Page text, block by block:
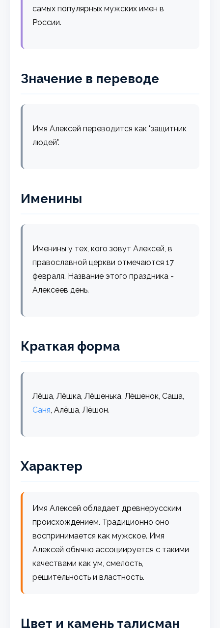
самых популярных мужских имен в
России.
Значение в переводе
Имя Алексей переводится как "защитник
людей".
Именины
Именины у тех, кого зовут Алексей, в
православной церкви отмечаются 17
февраля. Название этого праздника -
Алексеев день.
Краткая форма
Лёша, Лёшка, Лёшенька, Лёшенок, Саша,
Саня, Алёша, Лёшон.
Характер
Имя Алексей обладает древнерусским
происхождением. Традиционно оно
воспринимается как мужское. Имя
Алексей обычно ассоциируется с такими
качествами как ум, смелость,
решительность и властность.
Цвет и камень талисман